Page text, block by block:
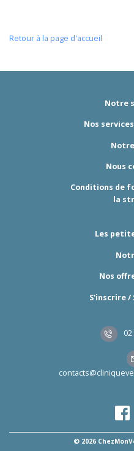
Retour à la page d'accueil
Notre
Nos
Nous
Conditions de
la
Les
Nos
S'inscrire /
© 2026